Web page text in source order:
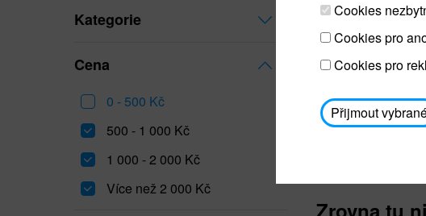
Kategorie
Cena
0 - 500 Kč
500 - 1 000 Kč
1 000 - 2 000 Kč
Více než 2 000 Kč
Zrovna tu
Cookies
Cookies pro
Cookies pro
Přijmout